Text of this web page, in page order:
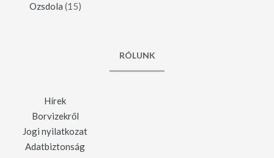
Ozsdola (15)
RÓLUNK
Hírek
Borvizekről
Jogi nyilatkozat
Adatbiztonság